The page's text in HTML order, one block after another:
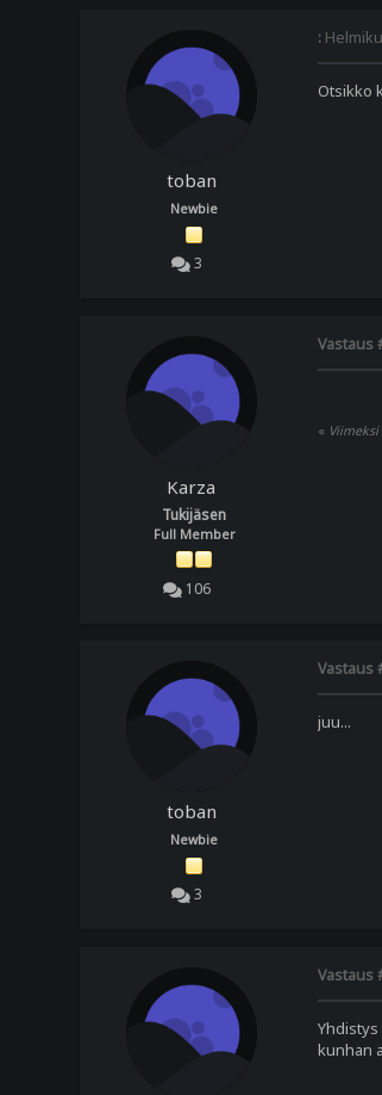
toban
Newbie
3
:
Otsikko
Karza
Tukijäsen
Full Member
106
Vastaus
«
toban
Newbie
3
Vastaus
juu...
Vastaus
kunhan